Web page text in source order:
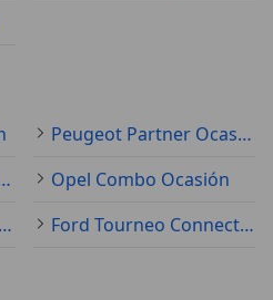
Peugeot Partner Ocasión
Ocasión
Opel Combo Ocasión
Ford Tourneo Courier Ocasión
Ford Tourneo Connect Ocasión